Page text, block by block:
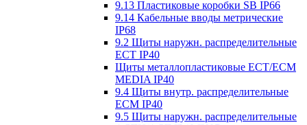
9.13 Пластиковые коробки SB IP66
9.14 Кабельные вводы метрические
IP68
9.2 Щиты наружн. распределительные
ECT IP40
Щиты металлопластиковые ECT/ECM
MEDIA IP40
9.4 Щиты внутр. распределительные
ECМ IP40
9.5 Щиты наружн. распределительные